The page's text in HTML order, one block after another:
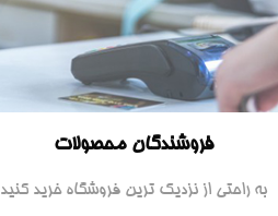
فروشندگان محصولات
به راحتی از نزدیک ترین فروشگاه خرید کنید